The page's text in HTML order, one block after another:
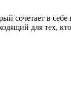
сочетает в
для тех,